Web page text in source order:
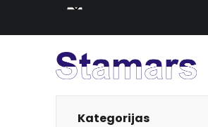
Kategorijas